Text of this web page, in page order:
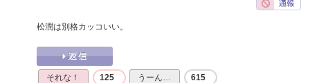
松潤は別格カッコいい。
それな！ 125 うーん… 615